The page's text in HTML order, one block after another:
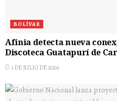
BOLÍVAR
Afinia detecta nueva
Discoteca Guatapurí de
1 DE JULIO DE 2026